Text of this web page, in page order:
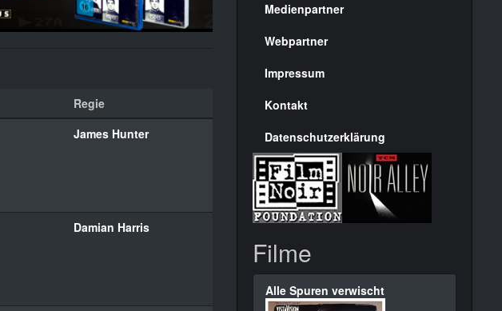
Regie
James Hunter
Damian Harris
Menülinks
rechte
Seite
Medienpartner
Webpartner
Impressum
Kontakt
Datenschutzerklärung
Filme
Alle Spuren verwischt